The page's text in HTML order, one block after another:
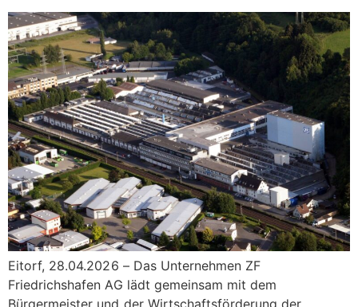
Eitorf, 28.04.2026 – Das Unternehmen ZF
Friedrichshafen AG lädt gemeinsam mit dem
Bürgermeister und der Wirtschaftsförderung der